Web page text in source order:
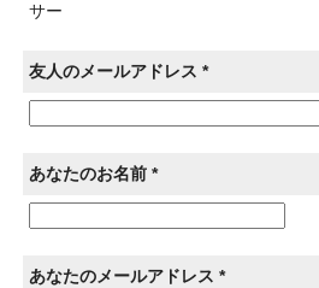
サー
友人のメールアドレス *
あなたのお名前 *
あなたのメールアドレス *